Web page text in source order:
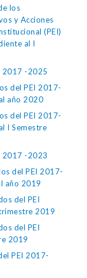
los
y Acciones
(PEI)
al I
2017 -2025
del PEI 2017-
año 2020
del PEI 2017-
I Semestre
2017 -2023
del PEI 2017-
año 2019
del PEI
2019
del PEI
2019
PEI 2017-